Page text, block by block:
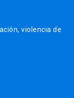
violencia de